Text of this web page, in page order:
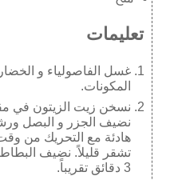
تعليمات
غسل الفاصولياء و
المكونات.
نسخن زيت الزيتون في
نضيف الجزر و البصل
تشقر قليلاً. نضيف
3 دقائق تقريباً.